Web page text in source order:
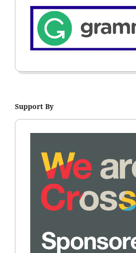
Support By